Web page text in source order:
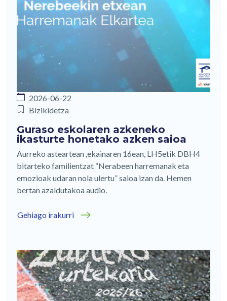
2026-06-22
Bizikidetza
Guraso eskolaren azkeneko
ikasturte honetako azken saioa
Aurreko asteartean ,ekainaren 16ean, LH5etik DBH4
bitarteko familientzat “Nerabeen harremanak eta
emozioak udaran nola ulertu” saioa izan da. Hemen
bertan azaldutakoa audio.
Gehiago irakurri